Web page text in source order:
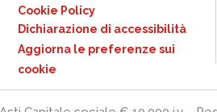
Cookie Policy
Dichiarazione di accessibilità
Aggiorna le preferenze sui
cookie